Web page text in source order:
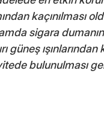
kaçınılması
sigara
ışınlarından
bulunulması